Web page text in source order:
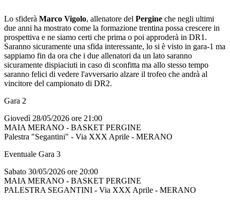
Lo sfiderà Marco Vigolo, allenatore del Pergine che negli ultimi
due anni ha mostrato come la formazione trentina possa crescere in
prospettiva e ne siamo certi che prima o poi approderà in DR1.
Saranno sicuramente una sfida interessante, lo si è visto in gara-1 ma
sappiamo fin da ora che i due allenatori da un lato saranno
sicuramente dispiaciuti in caso di sconfitta ma allo stesso tempo
saranno felici di vedere l'avversario alzare il trofeo che andrà al
vincitore del campionato di DR2.
Gara 2
Giovedì 28/05/2026 ore 21:00
MAIA MERANO - BASKET PERGINE
Palestra "Segantini" - Via XXX Aprile - MERANO
Eventuale Gara 3
Sabato 30/05/2026 ore 20:00
MAIA MERANO - BASKET PERGINE
PALESTRA SEGANTINI - Via XXX Aprile - MERANO